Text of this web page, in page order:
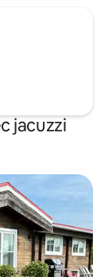
jacuzzi